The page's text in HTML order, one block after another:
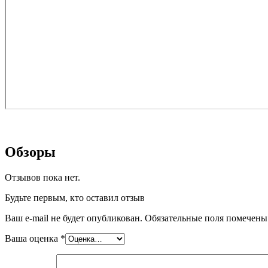
Обзоры
Отзывов пока нет.
Будьте первым, кто оставил отзыв
Ваш e-mail не будет опубликован. Обязательные поля
Ваша оценка *